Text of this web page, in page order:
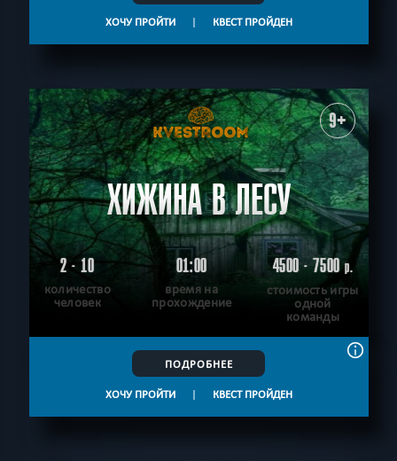
ХОЧУ ПРОЙТИ | КВЕСТ ПРОЙДЕН
9+
ХИЖИНА В ЛЕСУ
2 - 10
количество
человек
01:00
время на
прохождение
4500 - 7500р.
стоимость игры
одной
команды
ПОДРОБНЕЕ
ХОЧУ ПРОЙТИ | КВЕСТ ПРОЙДЕН